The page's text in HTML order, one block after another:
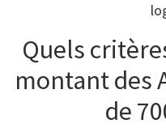
Quels
montant des
de